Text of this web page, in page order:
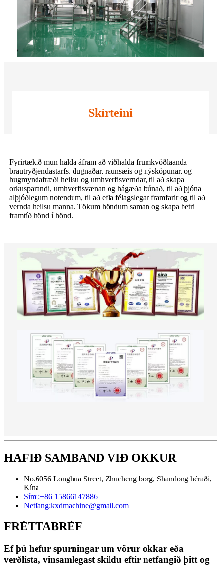
Skírteini
Fyrirtækið mun halda áfram að viðhalda frumkvöðlaanda
brautryðjendastarfs, dugnaðar, raunsæis og nýsköpunar, og
hugmyndafræði heilsu og umhverfisverndar, til að skapa
orkusparandi, umhverfisvænan og hágæða búnað, til að þjóna
alþjóðlegum notendum, til að efla félagslegar framfarir og til að
vernda heilsu manna. Tökum höndum saman og skapa betri
framtíð hönd í hönd.
HAFIÐ SAMBAND VIÐ OKKUR
No.6056 Longhua Street, Zhucheng borg, Shandong héraði,
Kína
Sími:+86 15866147886
Netfang:kxdmachine@gmail.com
FRÉTTABRÉF
Ef þú hefur spurningar um vörur okkar eða
verðlista, vinsamlegast skildu eftir netfangið þitt og